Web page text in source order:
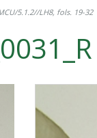
5.1.2//LH8, fols. 19-32